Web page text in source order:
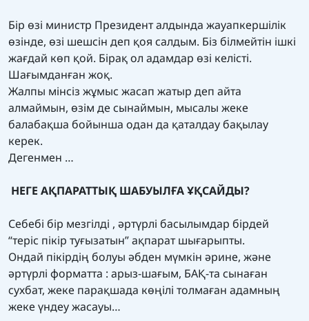
Бір өзі министр Президент алдында жауапкершілік
өзінде, өзі шешсін деп қоя салдым. Біз білмейтін ішкі
жағдай көп қой. Бірақ ол адамдар өзі келісті.
Шағымданған жоқ.
Жалпы мінсіз жұмыс жасап жатыр деп айта
алмаймын, өзім де сынаймын, мысалы жеке
балабақша бойынша одан да қаталдау бақылау
керек.
Дегенмен …
НЕГЕ АҚПАРАТТЫҚ ШАБУЫЛҒА ҰҚСАЙДЫ?
Себебі бір мезгілді , әртүрлі басылымдар бірдей
“теріс пікір туғызатын” ақпарат шығарыпты.
Ондай пікірдің болуы әбден мүмкін әрине, және
әртүрлі форматта : арыз-шағым, БАҚ-та сынаған
сухбат, жеке парақшада көңілі толмаған адамның
жеке үндеу жасауы…